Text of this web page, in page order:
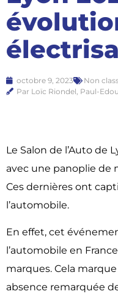
octobre 9, 2023
Non
Par Loïc Riondel, Paul-
Le Salon de l’Auto de
avec une panoplie de
Ces dernières ont
l’automobile.
En effet, cet
l’automobile en
marques. Cela
absence remarquée